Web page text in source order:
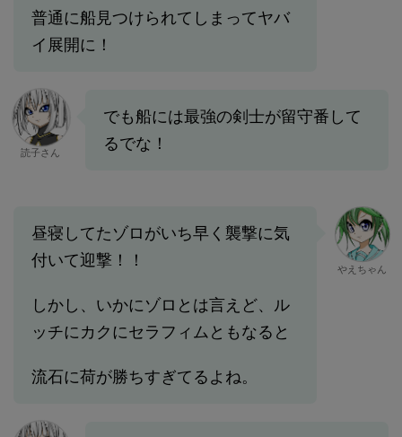
普通に船見つけられてしまってヤバ
イ展開に！
読子さん
でも船には最強の剣士が留守番して
るでな！
昼寝してたゾロがいち早く襲撃に気
付いて迎撃！！
しかし、いかにゾロとは言えど、ル
ッチにカクにセラフィムともなると
流石に荷が勝ちすぎてるよね。
やえちゃん